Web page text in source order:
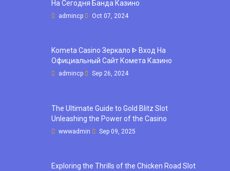
На Сегодня Банда Казино
admincp Oct 07, 2024
Kometa Casino Зеркало ᐈ Вход На
Официальный Сайт Комета Казино
admincp Sep 26, 2024
The Ultimate Guide to Gold Blitz Slot
Unleashing the Power of the Casino
wwwadmin Sep 09, 2025
Exploring the Thrills of the Chicken Road Slot